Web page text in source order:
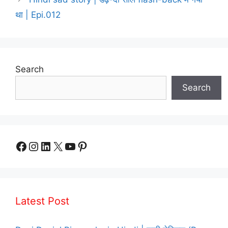
था | Epi.012
Search
Search
Facebook
Instagram
LinkedIn
X YouTube
Pinterest
Latest Post